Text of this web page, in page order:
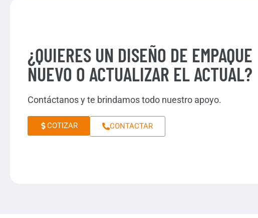
¿QUIERES UN DISEÑO DE EMPAQUE
NUEVO O ACTUALIZAR EL ACTUAL?
Contáctanos y te brindamos todo nuestro apoyo.
COTIZAR CONTACTAR